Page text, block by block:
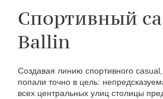
Спортивный
Ballin
Создавая линию спортивного
попали точно в цель:
всех центральных улиц столицы